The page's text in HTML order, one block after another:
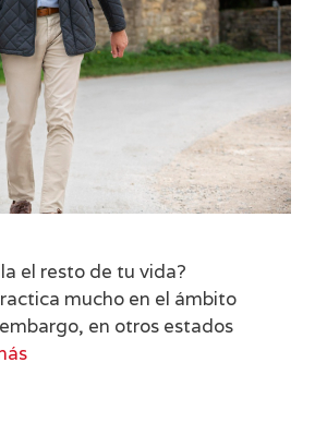
el resto de tu vida?
mucho en el ámbito
en otros estados